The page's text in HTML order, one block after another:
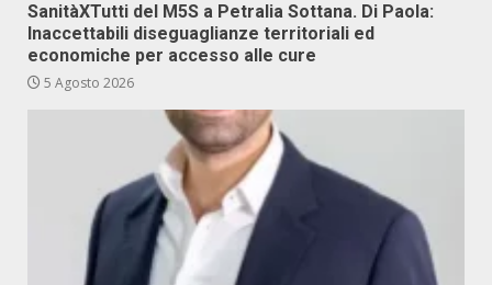
SanitàXTutti del M5S a Petralia Sottana. Di Paola:
Inaccettabili diseguaglianze territoriali ed
economiche per accesso alle cure
5 Agosto 2026